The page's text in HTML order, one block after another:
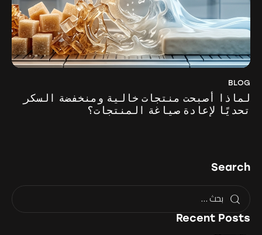
BLOG
لماذا أصبحت منتجات خالية ومنخفضة السكر
تحديًا لإعادة صياغة المنتجات؟
Search
Recent Posts